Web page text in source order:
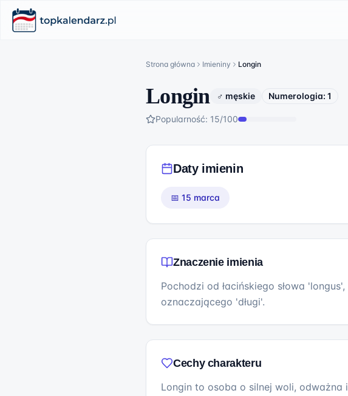
Strona główna Imieniny Longin
Longin ♂ męskie Numerologia: 1
Popularność: 15/100
Daty imienin
📅 15 marca
Znaczenie imienia
Pochodzi od łacińskiego słowa 'longus',
oznaczającego 'długi'.
Cechy charakteru
Longin to osoba o silnej woli, odważna i